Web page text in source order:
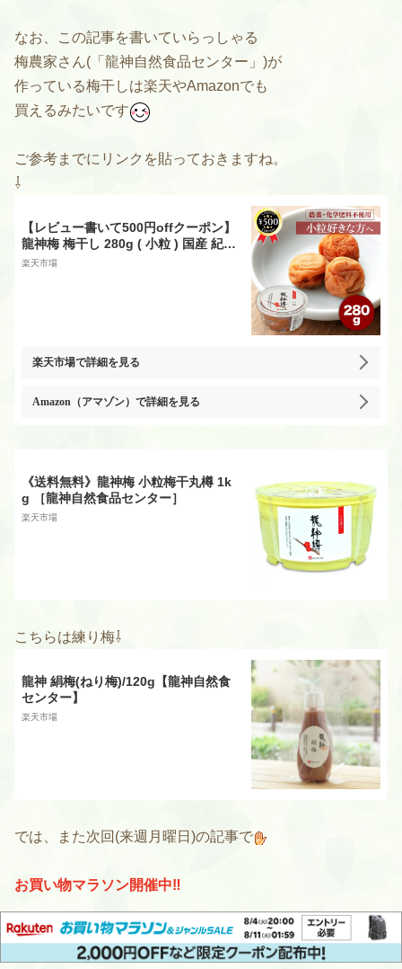
なお、この記事を書いていらっしゃる
梅農家さん(「龍神自然食品センター」)が
作っている梅干しは楽天やAmazonでも
買えるみたいです
ご参考までにリンクを貼っておきますね。
⇩
【レビュー書いて500円offクーポン】
龍神梅 梅干し 280g ( 小粒 ) 国産 紀州
梅 しそ漬け 丸樽 梅 ウメ うめ 無添加
楽天市場
楽天市場で詳細を見る
Amazon（アマゾン） で詳細を見る
《送料無料》龍神梅 小粒梅干丸樽 1k
g ［龍神自然食品センター］
楽天市場
こちらは練り梅⇩
龍神 絹梅(ねり梅)/120g【龍神自然食
センター】
楽天市場
では、また次回(来週月曜日)の記事で
お買い物マラソン開催中‼️